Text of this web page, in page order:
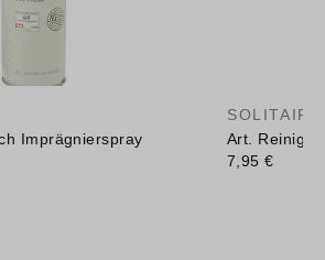
Imprägnierspray
SOLITAIRE
Art.
7,95 €